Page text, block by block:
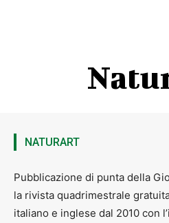
NATURART
Pubblicazione di punta della
la rivista quadrimestrale
italiano e inglese dal 2010 con